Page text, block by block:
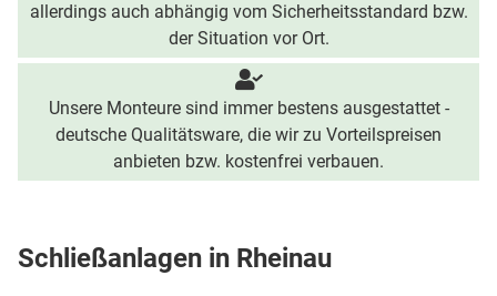
allerdings auch abhängig vom Sicherheitsstandard bzw.
der Situation vor Ort.
Unsere Monteure sind immer bestens ausgestattet -
deutsche Qualitätsware, die wir zu Vorteilspreisen
anbieten bzw. kostenfrei verbauen.
Schließanlagen in Rheinau